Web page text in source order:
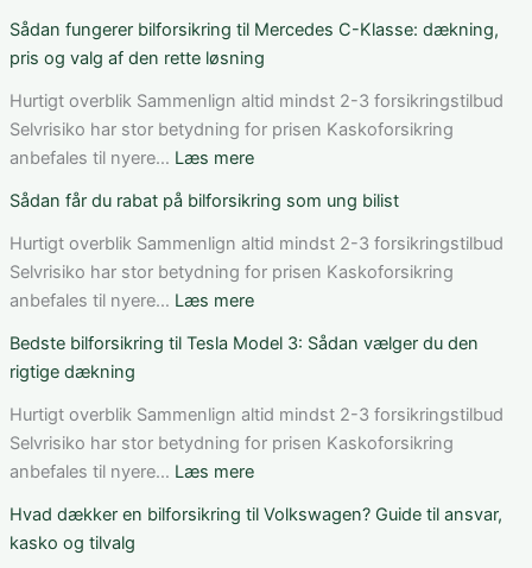
bilforsikring
til
elbil
i
Danmark:
vurderer
du
pris,
dækning
vilkår
Sådan fungerer bilforsikring til Mercedes C-Klasse: dækning,
pris og valg af den rette løsning
Hurtigt overblik Sammenlign altid mindst 2-3 forsikringstilbud
Selvrisiko har stor betydning for prisen Kaskoforsikring
anbefales til nyere… Læs mere:
fungerer
bilforsikring
til
Mercedes
Klasse:
pris
og
valg
den
Sådan får du rabat på bilforsikring som ung bilist
Hurtigt overblik Sammenlign altid mindst 2-3 forsikringstilbud
Selvrisiko har stor betydning for prisen Kaskoforsikring
anbefales til nyere… Læs mere:
får
rabat
på
bilforsikring
ung
Bedste bilforsikring til Tesla Model 3: Sådan vælger du den
rigtige dækning
Hurtigt overblik Sammenlign altid mindst 2-3 forsikringstilbud
Selvrisiko har stor betydning for prisen Kaskoforsikring
anbefales til nyere… Læs mere:
bilforsikring
Hvad dækker en bilforsikring til Volkswagen? Guide til ansvar,
kasko og tilvalg